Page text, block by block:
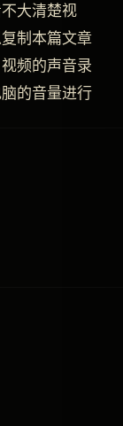
大清楚视
制本篇文章
频的声音录
的音量进行